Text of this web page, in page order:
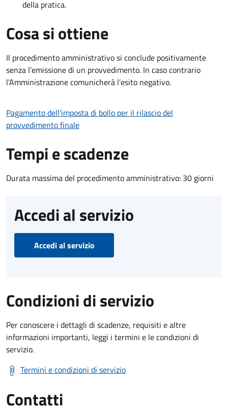
della pratica.
Cosa si ottiene
Il procedimento amministrativo si conclude positivamente
senza l’emissione di un provvedimento. In caso contrario
l’Amministrazione comunicherà l’esito negativo.
Pagamento dell'imposta di bollo per il rilascio del
provvedimento finale
Tempi e scadenze
Durata massima del procedimento amministrativo: 30 giorni
Accedi al servizio
Accedi al servizio
Condizioni di servizio
Per conoscere i dettagli di scadenze, requisiti e altre
informazioni importanti, leggi i termini e le condizioni di
servizio.
Termini e condizioni di servizio
Contatti